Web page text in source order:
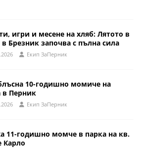
игри и месене на хляб: Лятото в
в Брезник започва с пълна сила
Eкип ЗаПерник
10-годишно момиче на
в Перник
Eкип ЗаПерник
11-годишно момче в парка на кв.
Карло